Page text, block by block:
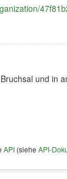
und in
API(sieheAPI-